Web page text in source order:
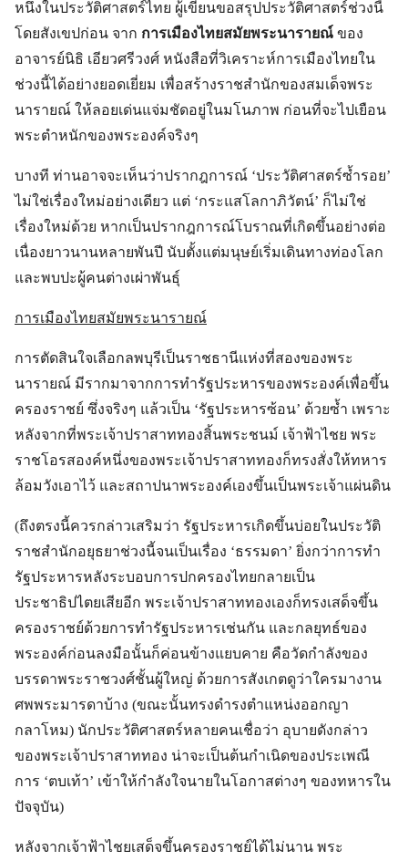
หนึ่งในประวัติศาสตร์ไทย ผู้เขียนขอสรุปประวัติศาสตร์ช่วงนี้
โดยสังเขปก่อน จาก การเมืองไทยสมัยพระนารายณ์ ของ
อาจารย์นิธิ เอียวศรีวงศ์ หนังสือที่วิเคราะห์การเมืองไทยใน
ช่วงนี้ได้อย่างยอดเยี่ยม เพื่อสร้างราชสำนักของสมเด็จพระ
นารายณ์ ให้ลอยเด่นแจ่มชัดอยู่ในมโนภาพ ก่อนที่จะไปเยือน
พระตำหนักของพระองค์จริงๆ
บางที ท่านอาจจะเห็นว่าปรากฎการณ์ ‘ประวัติศาสตร์ซ้ำรอย’
ไม่ใช่เรื่องใหม่อย่างเดียว แต่ ‘กระแสโลกาภิวัตน์’ ก็ไม่ใช่
เรื่องใหม่ด้วย หากเป็นปรากฎการณ์โบราณที่เกิดขึ้นอย่างต่อ
เนื่องยาวนานหลายพันปี นับตั้งแต่มนุษย์เริ่มเดินทางท่องโลก
และพบปะผู้คนต่างเผ่าพันธุ์
การเมืองไทยสมัยพระนารายณ์
การตัดสินใจเลือกลพบุรีเป็นราชธานีแห่งที่สองของพระ
นารายณ์ มีรากมาจากการทำรัฐประหารของพระองค์เพื่อขึ้น
ครองราชย์ ซึ่งจริงๆ แล้วเป็น ‘รัฐประหารซ้อน’ ด้วยซ้ำ เพราะ
หลังจากที่พระเจ้าปราสาททองสิ้นพระชนม์ เจ้าฟ้าไชย พระ
ราชโอรสองค์หนึ่งของพระเจ้าปราสาททองก็ทรงสั่งให้ทหาร
ล้อมวังเอาไว้ และสถาปนาพระองค์เองขึ้นเป็นพระเจ้าแผ่นดิน
(ถึงตรงนี้ควรกล่าวเสริมว่า รัฐประหารเกิดขึ้นบ่อยในประวัติ
ราชสำนักอยุธยาช่วงนี้จนเป็นเรื่อง ‘ธรรมดา’ ยิ่งกว่าการทำ
รัฐประหารหลังระบอบการปกครองไทยกลายเป็น
ประชาธิปไตยเสียอีก พระเจ้าปราสาททองเองก็ทรงเสด็จขึ้น
ครองราชย์ด้วยการทำรัฐประหารเช่นกัน และกลยุทธ์ของ
พระองค์ก่อนลงมือนั้นก็ค่อนข้างแยบคาย คือวัดกำลังของ
บรรดาพระราชวงศ์ชั้นผู้ใหญ่ ด้วยการสังเกตดูว่าใครมางาน
ศพพระมารดาบ้าง (ขณะนั้นทรงดำรงตำแหน่งออกญา
กลาโหม) นักประวัติศาสตร์หลายคนเชื่อว่า อุบายดังกล่าว
ของพระเจ้าปราสาททอง น่าจะเป็นต้นกำเนิดของประเพณี
การ ‘ตบเท้า’ เข้าให้กำลังใจนายในโอกาสต่างๆ ของทหารใน
ปัจจุบัน)
หลังจากเจ้าฟ้าไชยเสด็จขึ้นครองราชย์ได้ไม่นาน พระ